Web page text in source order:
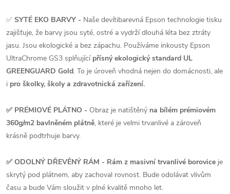
✅ SYTÉ EKO BARVY - Naše devítibarevná Epson technologie tisku
zajišťuje, že barvy jsou syté, ostré a vydrží dlouhá léta bez ztráty
jasu. Jsou ekologické a bez zápachu. Používáme inkousty Epson
UltraChrome GS3 splňujícípřísný ekologický standard UL
GREENGUARD Gold. To je úroveň vhodná nejen do domácnosti, ale
i pro školky, školy a zdravotnická zařízení.
✅ PRÉMIOVÉ PLÁTNO - Obraz je natištěný na bílém prémiovém
360g/m2 bavlněném plátně, které je velmi trvanlivé a zároveň
krásně podtrhuje barvy.
✅ ODOLNÝ DŘEVĚNÝ RÁM - Rám z masivní trvanlivé borovice je
skrytý pod plátnem, aby zachoval rovnost. Bude odolávat vlivům
času a bude Vám sloužit v plné kvalitě mnoho let.